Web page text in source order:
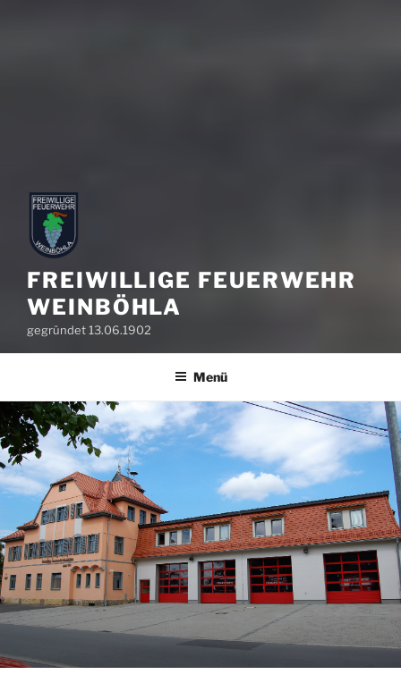
FREIWILLIGE FEUERWEHR
WEINBÖHLA
gegründet 13.06.1902
Menü